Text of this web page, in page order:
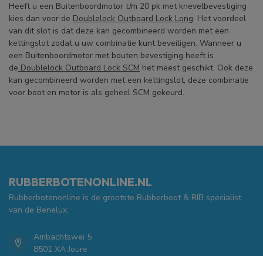
Heeft u een Buitenboordmotor t/m 20 pk met knevelbevestiging
kies dan voor de Doublelock Outboard Lock Long. Het voordeel
van dit slot is dat deze kan gecombineerd worden met een
kettingslot zodat u uw combinatie kunt beveiligen. Wanneer u
een Buitenboordmotor met bouten bevestiging heeft is
de Doublelock Outboard Lock SCM het meest geschikt. Ook deze
kan gecombineerd worden met een kettingslot, deze combinatie
voor boot en motor is als geheel SCM gekeurd.
RUBBERBOTENONLINE.NL
Rubberbotenonline is de grootste Rubberboot & RIB specialist
van de Benelux.
Ambachtswei 5
8501 XA Joure